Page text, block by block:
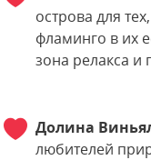
острова для
фламинго в их
зона релакса и
Долина
любителей